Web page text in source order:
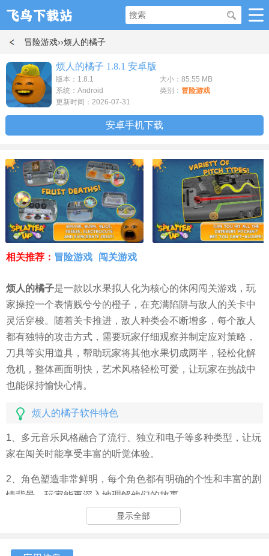
冒险游戏››烦人的橘子
烦人的橘子 1.8.1 安卓版
版本：1.8.1
大小：85.55 MB
系统：Android
类别： 冒险游戏
更新时间：2026-07-31
安卓手机下载
相关推荐： 冒险游戏 闯关游戏
烦人的橘子是一款以水果拟人化为核心的休闲闯关游戏，玩
家操控一个表情贱兮兮的橙子，在充满陷阱与敌人的关卡中
灵活穿梭。随着关卡推进，敌人种类会不断增多，每个敌人
都有独特的攻击方式，需要玩家仔细观察并制定应对策略，
刀具等实用道具，帮助玩家将其他水果切成两半，轻松化解
危机，整体画面明快，艺术风格轻松可爱，让玩家在挑战中
也能保持愉快心情。
烦人的橘子软件特色
1、多元音乐风格融合了流行、独立和电子等多种类型，让玩
家在闯关时能享受丰富的听觉体验。
2、角色塑造非常鲜明，每个角色都有明确的个性和丰富的剧
情背景，玩家能更深入地理解他们的故事。
3、独特的角色设计让每个水果都拥有不同的外表和性格，增
显示全部